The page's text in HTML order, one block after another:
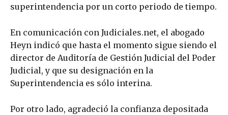
superintendencia por un corto periodo de tiempo.
En comunicación con Judiciales.net, el abogado
Heyn indicó que hasta el momento sigue siendo el
director de Auditoría de Gestión Judicial del Poder
Judicial, y que su designación en la
Superintendencia es sólo interina.
Por otro lado, agradeció la confianza depositada